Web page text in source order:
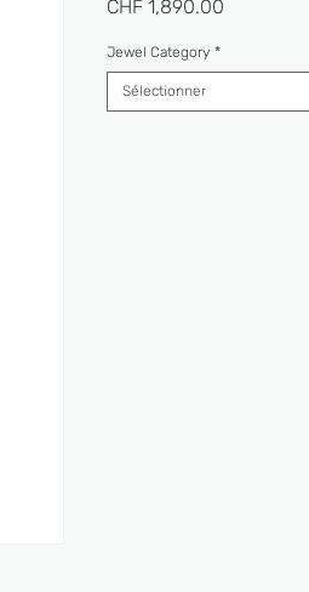
CHF 1,890.00
Jewel Category *
Sélectionner